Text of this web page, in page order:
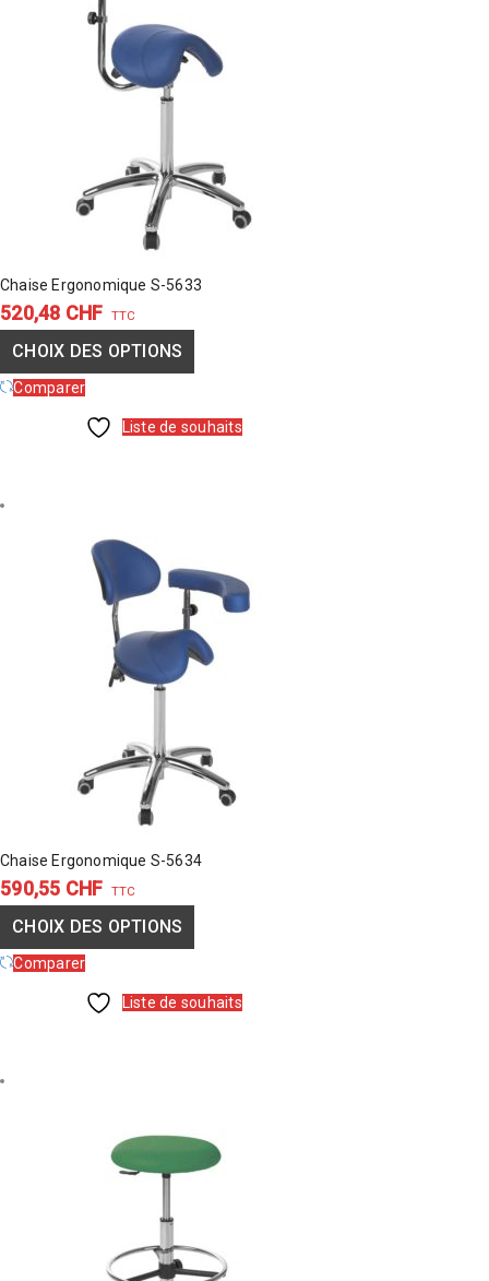
Chaise Ergonomique S-5633
520,48 CHF TTC
CHOIX DES OPTIONS
Comparer
Liste de souhaits
Chaise Ergonomique S-5634
590,55 CHF TTC
CHOIX DES OPTIONS
Comparer
Liste de souhaits